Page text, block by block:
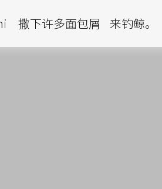
撒下许多面包屑 来钓鲸。